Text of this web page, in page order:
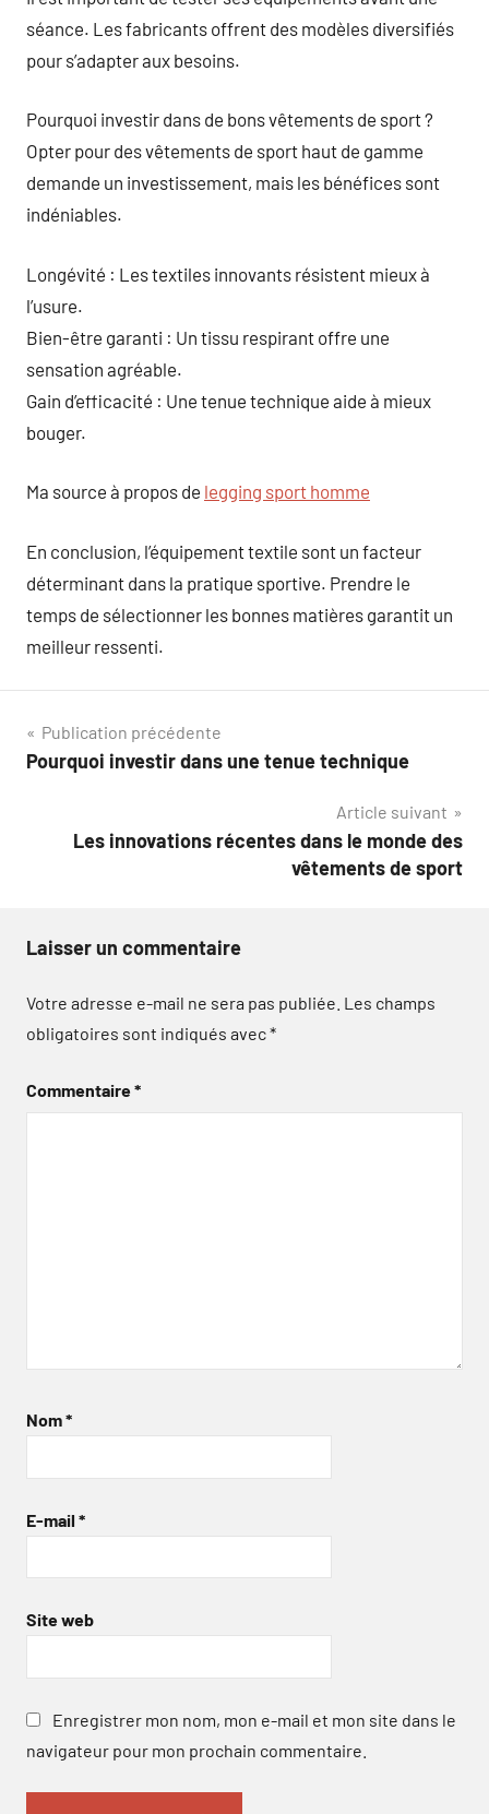
séance. Les fabricants offrent des modèles diversifiés
pour s’adapter aux besoins.
Pourquoi investir dans de bons vêtements de sport ?
Opter pour des vêtements de sport haut de gamme
demande un investissement, mais les bénéfices sont
indéniables.
Longévité : Les textiles innovants résistent mieux à
l’usure.
Bien-être garanti : Un tissu respirant offre une
sensation agréable.
Gain d’efficacité : Une tenue technique aide à mieux
bouger.
Ma source à propos de legging sport homme
En conclusion, l’équipement textile sont un facteur
déterminant dans la pratique sportive. Prendre le
temps de sélectionner les bonnes matières garantit un
meilleur ressenti.
Navigation
de
Publication précédente
Pourquoi investir dans une tenue technique
Article suivant
Les innovations récentes dans le monde des
vêtements de sport
Laisser un commentaire
Votre adresse e-mail ne sera pas publiée. Les champs
obligatoires sont indiqués avec*
Commentaire*
Nom*
E-mail *
Site web
Enregistrer mon nom, mon e-mail et mon site dans le
navigateur pour mon prochain commentaire.